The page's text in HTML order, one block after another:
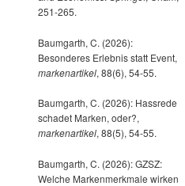
251-265.
Baumgarth, C. (2026):
Besonderes Erlebnis statt Event,
markenartikel, 88(6), 54-55.
Baumgarth, C. (2026): Hassrede
schadet Marken, oder?,
markenartikel, 88(5), 54-55.
Baumgarth, C. (2026): GZSZ:
Welche Markenmerkmale wirken